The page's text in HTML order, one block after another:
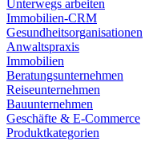
Unterwegs arbeiten
Immobilien-CRM
Gesundheitsorganisationen
Anwaltspraxis
Immobilien
Beratungsunternehmen
Reiseunternehmen
Bauunternehmen
Geschäfte & E-Commerce
Produktkategorien